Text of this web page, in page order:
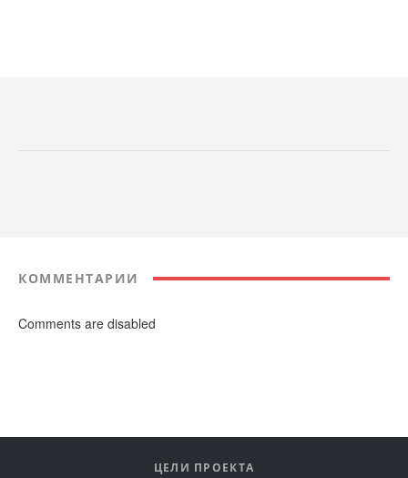
КОММЕНТАРИИ
Comments are disabled
ЦЕЛИ ПРОЕКТА